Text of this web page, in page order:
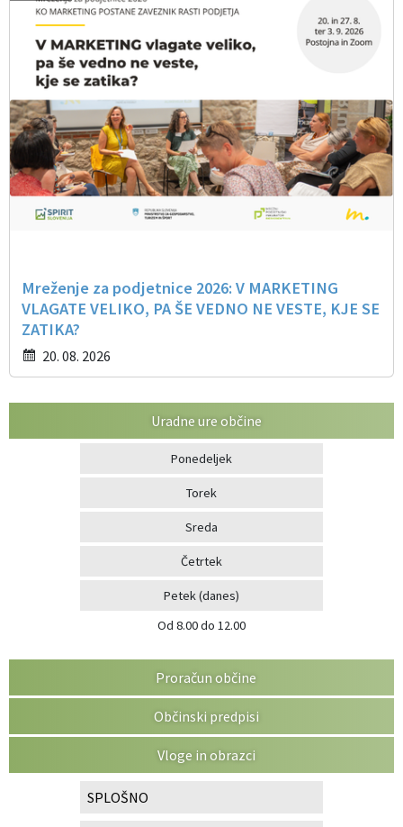
Mreženje za podjetnice 2026: V MARKETING
VLAGATE VELIKO, PA ŠE VEDNO NE VESTE, KJE SE
ZATIKA?
20. 08. 2026
Uradne ure občine
Ponedeljek
Torek
Sreda
Četrtek
Petek(danes)
Od 8.00 do 12.00
Proračun občine
Občinski predpisi
Vloge in obrazci
SPLOŠNO